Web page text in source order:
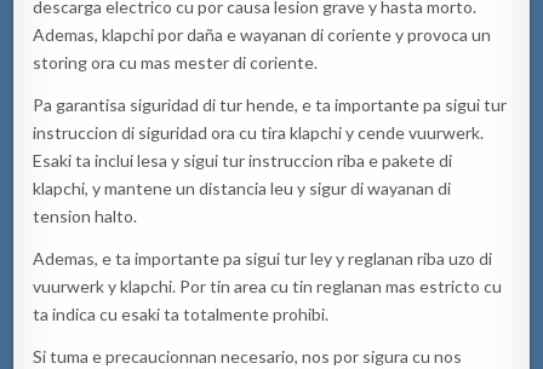
descarga electrico cu por causa lesion grave y hasta morto.
Ademas, klapchi por daña e wayanan di coriente y provoca un
storing ora cu mas mester di coriente.
Pa garantisa siguridad di tur hende, e ta importante pa sigui tur
instruccion di siguridad ora cu tira klapchi y cende vuurwerk.
Esaki ta inclui lesa y sigui tur instruccion riba e pakete di
klapchi, y mantene un distancia leu y sigur di wayanan di
tension halto.
Ademas, e ta importante pa sigui tur ley y reglanan riba uzo di
vuurwerk y klapchi. Por tin area cu tin reglanan mas estricto cu
ta indica cu esaki ta totalmente prohibi.
Si tuma e precaucionnan necesario, nos por sigura cu nos